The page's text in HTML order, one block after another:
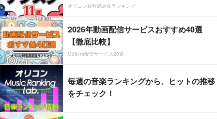
オリコン顧客満足度ランキング
2026年動画配信サービスおすすめ40選
【徹底比較】
CS動画配信サービス20選
毎週の音楽ランキングから、ヒットの推移
をチェック！